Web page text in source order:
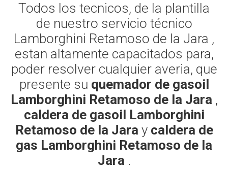
Todos los tecnicos, de la plantilla
de nuestro servicio técnico
Lamborghini Retamoso de la Jara ,
estan altamente capacitados para,
poder resolver cualquier averia, que
presente su quemador de gasoil
Lamborghini Retamoso de la Jara ,
caldera de gasoil Lamborghini
Retamoso de la Jara y caldera de
gas Lamborghini Retamoso de la
Jara .